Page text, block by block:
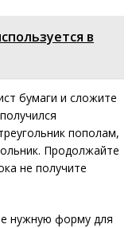
в
бумаги и сложите
пополам,
Продолжайте
не получите
нужную форму для